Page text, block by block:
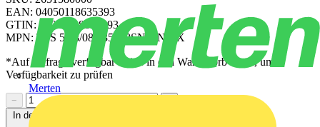
Merten
EAN: 04050118635393
GTIN: 04050118635393
MPN: TSS 5.08/08/135 3.3SN GN BX
*Auf Anfrage verfügbar - bitte in den Warenkorb legen, um
Verfügbarkeit zu prüfen
−
In den Warenkorb